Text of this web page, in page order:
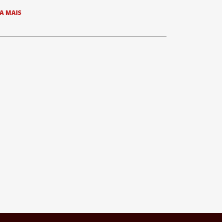
MAIS